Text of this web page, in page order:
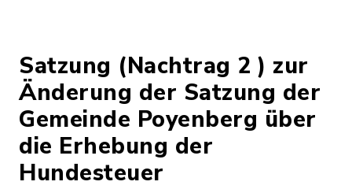
Satzung (Nachtrag 2 ) zur
Änderung der Satzung der
Gemeinde Poyenberg über
die Erhebung der
Hundesteuer